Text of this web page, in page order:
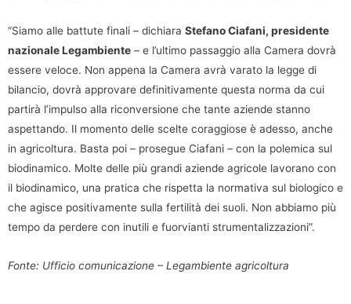
“Siamo alle battute finali – dichiara Stefano Ciafani, presidente
nazionale Legambiente – e l’ultimo passaggio alla Camera dovrà
essere veloce. Non appena la Camera avrà varato la legge di
bilancio, dovrà approvare definitivamente questa norma da cui
partirà l’impulso alla riconversione che tante aziende stanno
aspettando. Il momento delle scelte coraggiose è adesso, anche
in agricoltura. Basta poi – prosegue Ciafani – con la polemica sul
biodinamico. Molte delle più grandi aziende agricole lavorano con
il biodinamico, una pratica che rispetta la normativa sul biologico e
che agisce positivamente sulla fertilità dei suoli. Non abbiamo più
tempo da perdere con inutili e fuorvianti strumentalizzazioni”.
Fonte: Ufficio comunicazione – Legambiente agricoltura